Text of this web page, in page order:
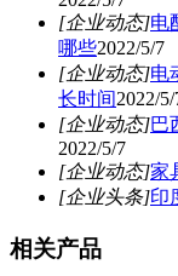
[企业动态]电
哪些2022/5/7
[企业动态]电
长时间2022/5/
[企业动态]巴
2022/5/7
[企业动态]家
[企业头条]印
相关产品